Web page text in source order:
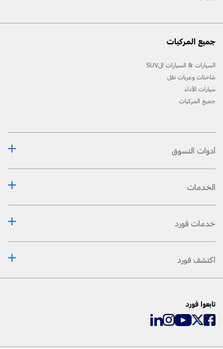
جميع المركبات
السيارات & السيارات الSUV
شاحنات وعربات نقل
سيارات الأداء
جميع المركبات
أدوات التسوق
الخدمات
خدمات فورد
اكتشف فورد
تابعوا فورد